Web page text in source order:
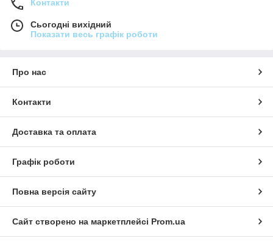
Контакти
Сьогодні вихідний
Показати весь графік роботи
Про нас
Контакти
Доставка та оплата
Графік роботи
Повна версія сайту
Сайт створено на маркетплейсі Prom.ua